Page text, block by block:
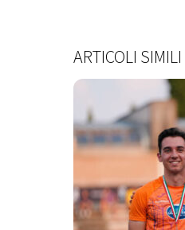
ARTICOLI SIMILI